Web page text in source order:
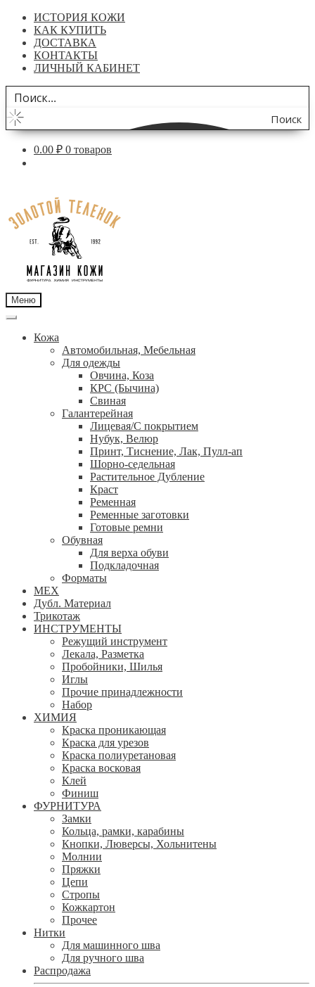
ИСТОРИЯ КОЖИ
КАК КУПИТЬ
ДОСТАВКА
КОНТАКТЫ
ЛИЧНЫЙ КАБИНЕТ
Поиск
по
0.00 ₽ 0 товаров
навигации
содержимому
Меню
Кожа
Автомобильная, Мебельная
Для одежды
Овчина, Коза
КРС (Бычина)
Свиная
Галантерейная
Лицевая/С покрытием
Нубук, Велюр
Принт, Тиснение, Лак, Пулл-ап
Шорно-седельная
Растительное Дубление
Краст
Ременная
Ременные заготовки
Готовые ремни
Обувная
Для верха обуви
Подкладочная
Форматы
МЕХ
Дубл. Материал
Трикотаж
ИНСТРУМЕНТЫ
Режущий инструмент
Лекала, Разметка
Пробойники, Шилья
Иглы
Прочие принадлежности
Набор
ХИМИЯ
Краска проникающая
Краска для урезов
Краска полиуретановая
Краска восковая
Клей
Финиш
ФУРНИТУРА
Замки
Кольца, рамки, карабины
Кнопки, Люверсы, Хольнитены
Молнии
Пряжки
Цепи
Стропы
Кожкартон
Прочее
Нитки
Для машинного шва
Для ручного шва
Распродажа